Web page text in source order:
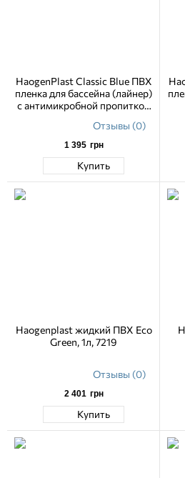
HaogenPlast Classic Blue ПВХ
пленка для бассейна (лайнер)
с антимикробной пропиткой
Отзывы (0)
1 395 грн
Купить
Haogenplast жидкий ПВХ Eco
Green, 1л, 7219
Отзывы (0)
2 401 грн
Купить